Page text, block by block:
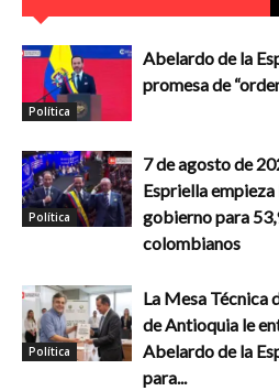
Política
Abelardo de la
promesa de
Política
7 de agosto de
Espriella empieza
gobierno para
colombianos
Política
La Mesa Técnica
de Antioquia le
Abelardo de la
para...